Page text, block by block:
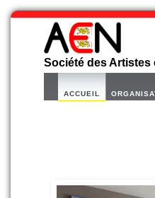
Société des Artistes
ACCUEIL